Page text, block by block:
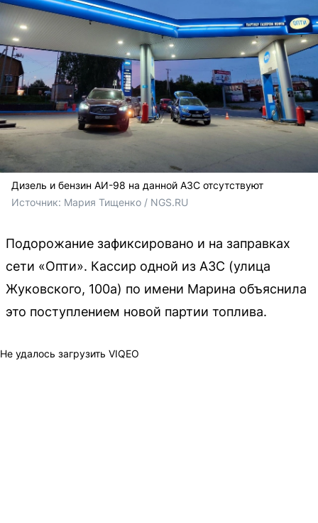
Дизель и бензин АИ-98 на данной АЗС отсутствуют
Источник: Мария Тищенко / NGS.RU
Подорожание зафиксировано и на заправках
сети «Опти». Кассир одной из АЗС (улица
Жуковского, 100а) по имени Марина объяснила
это поступлением новой партии топлива.
Не удалось загрузить VIQEO